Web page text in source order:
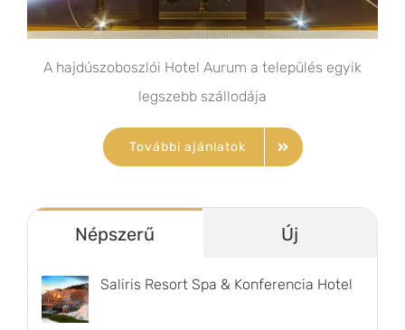
A hajdúszoboszlói Hotel Aurum a település egyik
legszebb szállodája
További ajánlatok
Népszerű Új
Saliris Resort Spa & Konferencia Hotel